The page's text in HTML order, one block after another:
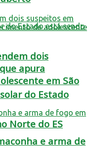
do Estado
Norte do ES
dois
apura
em São
e arma de